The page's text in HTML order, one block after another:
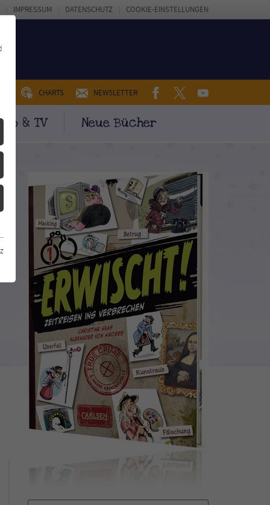
CHARTS NEWSLETTER FACEBOOKTWITTERYOUTUBE
& TV Neue Bücher
IMPRESSUM DATENSCHUTZ COOKIE-EINSTELLUNGEN